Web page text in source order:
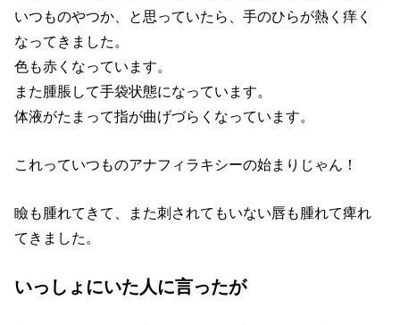
いつものやつか、と思っていたら、手のひらが熱く痒く
なってきました。
色も赤くなっています。
また腫脹して手袋状態になっています。
体液がたまって指が曲げづらくなっています。
これっていつものアナフィラキシーの始まりじゃん！
瞼も腫れてきて、また刺されてもいない唇も腫れて痺れ
てきました。
いっしょにいた人に言ったが